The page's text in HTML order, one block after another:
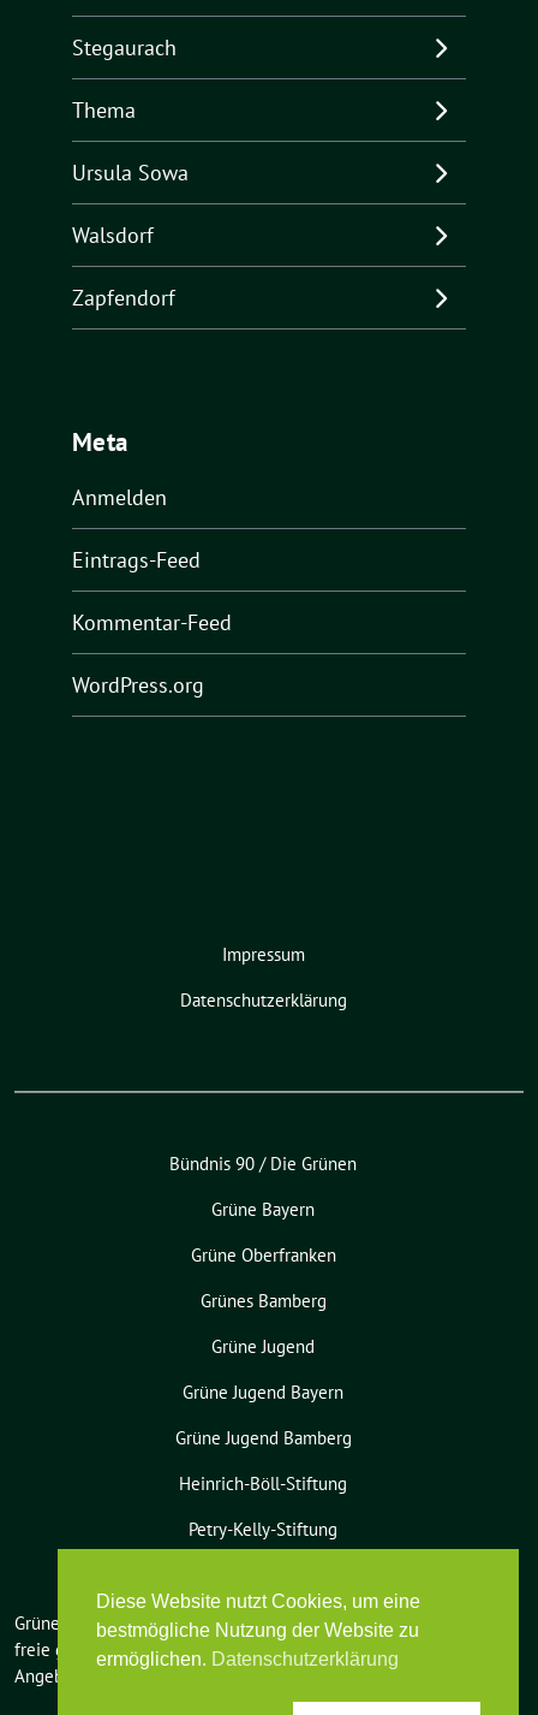
Stegaurach
Thema
Ursula Sowa
Walsdorf
Zapfendorf
Meta
Anmelden
Eintrags-Feed
Kommentar-Feed
WordPress.org
Impressum
Datenschutzerklärung
Bündnis 90 / Die Grünen
Grüne Bayern
Grüne Oberfranken
Grünes Bamberg
Grüne Jugend
Grüne Jugend Bayern
Grüne Jugend Bamberg
Heinrich-Böll-Stiftung
Petry-Kelly-Stiftung
Grüne Bamberg-Land benutzt das
freie grüne Themesunflower‐ ein
Angebot der
verdigado eG
Diese Website nutzt Cookies, um eine
bestmögliche Nutzung der Website zu
ermöglichen. Datenschutzerklärung